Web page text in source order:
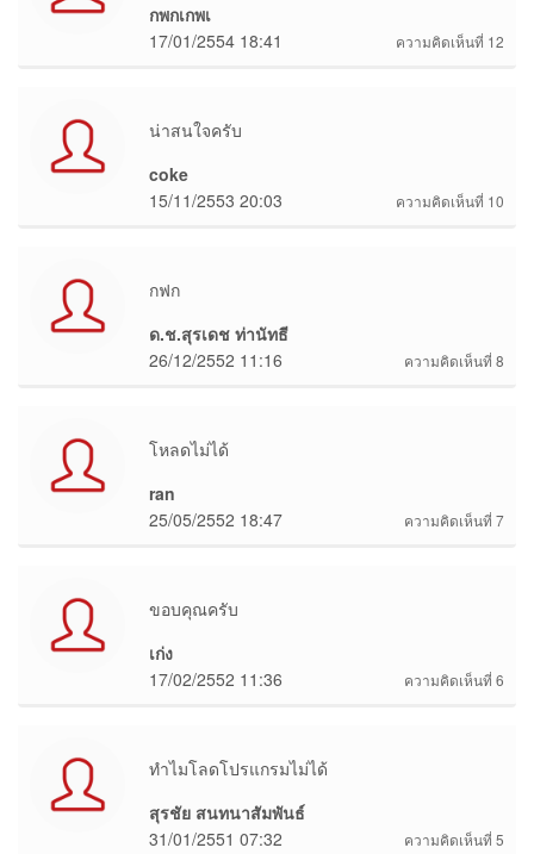
กพกเกพเ
ความคิดเห็นที่ 12
17/01/2554 18:41
น่าสนใจครับ
coke
ความคิดเห็นที่ 10
15/11/2553 20:03
กฟก
ด.ช.สุรเดช ท่านัทธี
ความคิดเห็นที่ 8
26/12/2552 11:16
โหลดไม่ได้
ran
ความคิดเห็นที่ 7
25/05/2552 18:47
ขอบคุณครับ
เก่ง
ความคิดเห็นที่ 6
17/02/2552 11:36
ทำไมโลดโปรแกรมไม่ได้
สุรชัย สนทนาสัมพันธ์
ความคิดเห็นที่ 5
31/01/2551 07:32